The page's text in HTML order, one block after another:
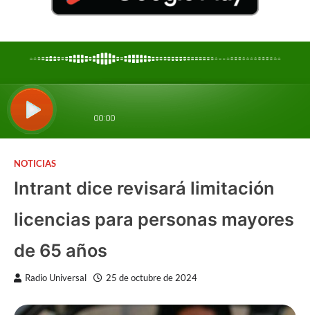
NOTICIAS
Intrant dice revisará limitación
licencias para personas mayores
de 65 años
Radio Universal 25 de octubre de 2024